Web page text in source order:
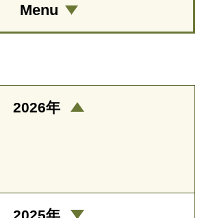
Menu
2026年
2025年